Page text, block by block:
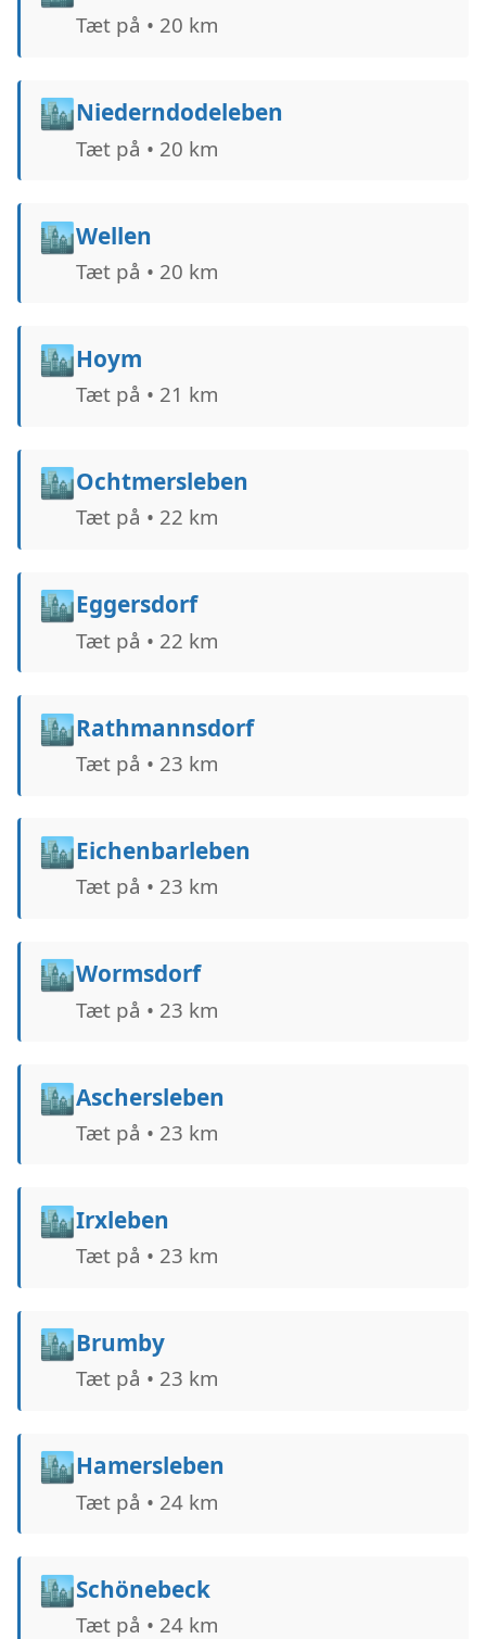
Tæt på • 20 km
🏙️Niederndodeleben
Tæt på • 20 km
🏙️Wellen
Tæt på • 20 km
🏙️Hoym
Tæt på • 21 km
🏙️Ochtmersleben
Tæt på • 22 km
🏙️Eggersdorf
Tæt på • 22 km
🏙️Rathmannsdorf
Tæt på • 23 km
🏙️Eichenbarleben
Tæt på • 23 km
🏙️Wormsdorf
Tæt på • 23 km
🏙️Aschersleben
Tæt på • 23 km
🏙️Irxleben
Tæt på • 23 km
🏙️Brumby
Tæt på • 23 km
🏙️Hamersleben
Tæt på • 24 km
🏙️Schönebeck
Tæt på • 24 km